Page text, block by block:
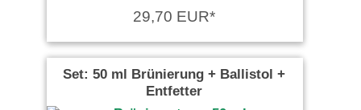
29,70 EUR*
Set: 50 ml Brünierung + Ballistol +
Entfetter